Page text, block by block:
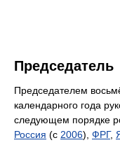
Председатель
Председателем
календарного года
следующем порядке
Россия (с 2006), ФРГ,